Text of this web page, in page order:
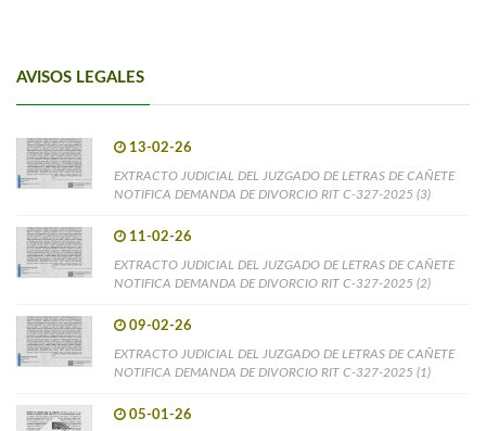
AVISOS LEGALES
13-02-26
EXTRACTO JUDICIAL DEL JUZGADO DE LETRAS DE CAÑETE
NOTIFICA DEMANDA DE DIVORCIO RIT C-327-2025 (3)
11-02-26
EXTRACTO JUDICIAL DEL JUZGADO DE LETRAS DE CAÑETE
NOTIFICA DEMANDA DE DIVORCIO RIT C-327-2025 (2)
09-02-26
EXTRACTO JUDICIAL DEL JUZGADO DE LETRAS DE CAÑETE
NOTIFICA DEMANDA DE DIVORCIO RIT C-327-2025 (1)
05-01-26